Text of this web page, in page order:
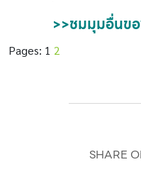
>>ชมมุมอื่นข
Pages: 1 2
SHARE